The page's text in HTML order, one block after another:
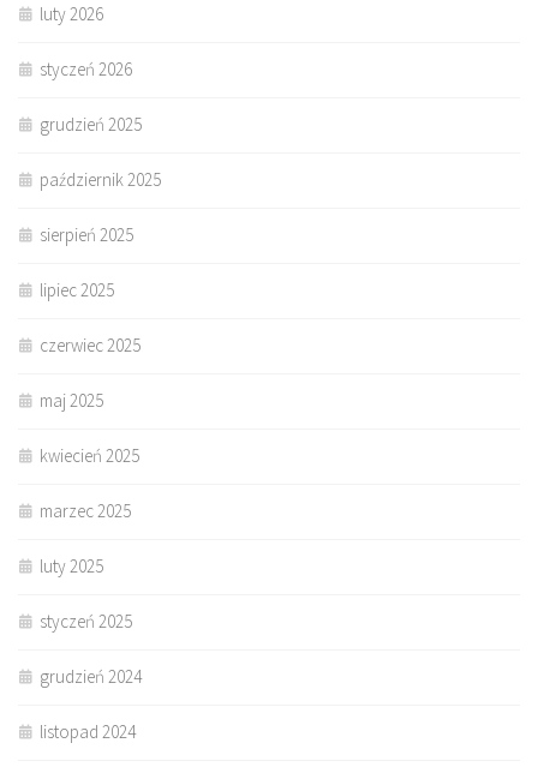
luty 2026
styczeń 2026
grudzień 2025
październik 2025
sierpień 2025
lipiec 2025
czerwiec 2025
maj 2025
kwiecień 2025
marzec 2025
luty 2025
styczeń 2025
grudzień 2024
listopad 2024